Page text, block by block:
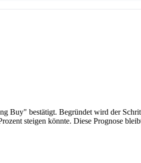
Buy" bestätigt. Begründet wird der
steigen könnte. Diese Prognose